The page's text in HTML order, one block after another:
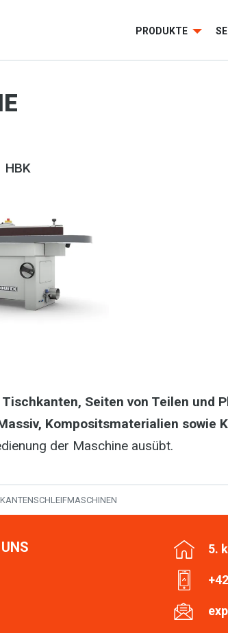
PRODUKTE
HBK
Seiten von Teilen und
Kompositsmaterialien sowie
der Maschine ausübt.
KANTENSCHLEIFMASCHINEN
5.